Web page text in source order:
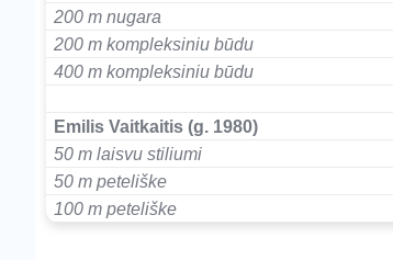
200 m nugara
200 m kompleksiniu būdu
400 m kompleksiniu būdu
Emilis Vaitkaitis (g. 1980)
50 m laisvu stiliumi
50 m peteliške
100 m peteliške